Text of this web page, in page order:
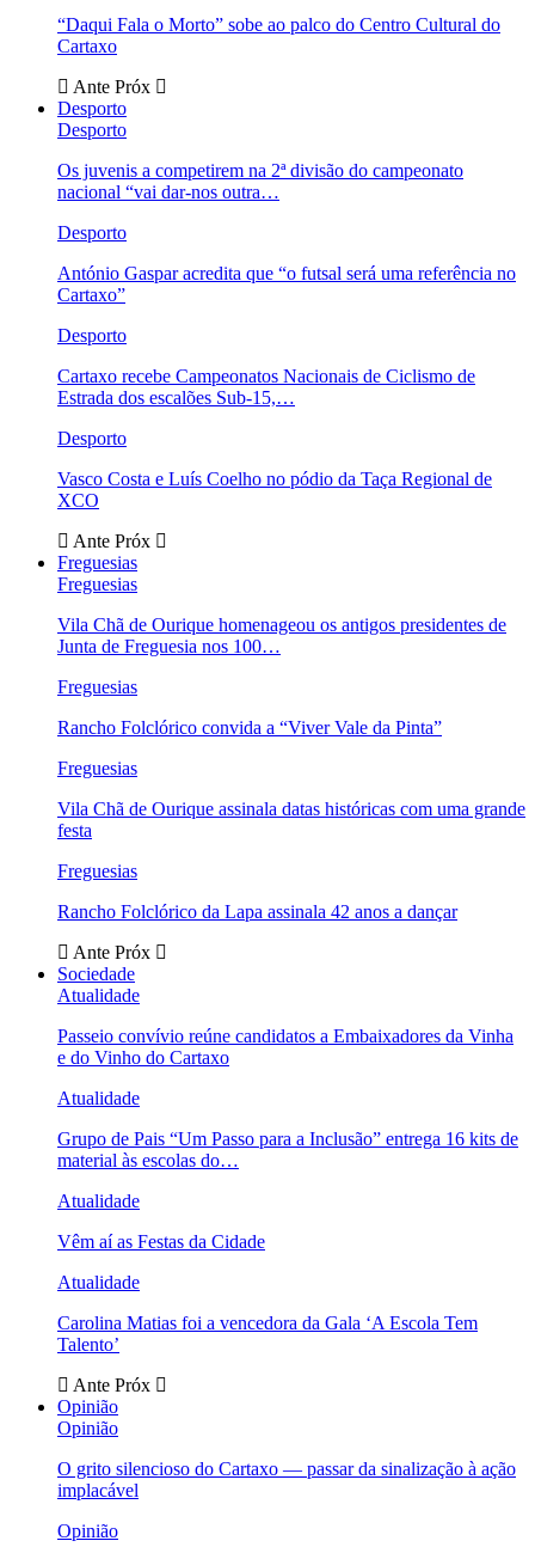
“Daqui Fala o Morto” sobe ao palco do Centro Cultural do
Cartaxo
Ante Próx
Desporto
Desporto
Os juvenis a competirem na 2ª divisão do campeonato
nacional “vai dar-nos outra…
Desporto
António Gaspar acredita que “o futsal será uma referência no
Cartaxo”
Desporto
Cartaxo recebe Campeonatos Nacionais de Ciclismo de
Estrada dos escalões Sub-15,…
Desporto
Vasco Costa e Luís Coelho no pódio da Taça Regional de
XCO
Ante Próx
Freguesias
Freguesias
Vila Chã de Ourique homenageou os antigos presidentes de
Junta de Freguesia nos 100…
Freguesias
Rancho Folclórico convida a “Viver Vale da Pinta”
Freguesias
Vila Chã de Ourique assinala datas históricas com uma grande
festa
Freguesias
Rancho Folclórico da Lapa assinala 42 anos a dançar
Ante Próx
Sociedade
Atualidade
Passeio convívio reúne candidatos a Embaixadores da Vinha
e do Vinho do Cartaxo
Atualidade
Grupo de Pais “Um Passo para a Inclusão” entrega 16 kits de
material às escolas do…
Atualidade
Vêm aí as Festas da Cidade
Atualidade
Carolina Matias foi a vencedora da Gala ‘A Escola Tem
Talento’
Ante Próx
Opinião
Opinião
O grito silencioso do Cartaxo — passar da sinalização à ação
implacável
Opinião